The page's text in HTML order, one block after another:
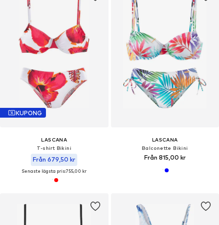
KUPONG
LASCANA
T-shirt Bikini
Från 679,50 kr
Senaste lägsta pris:755,00 kr
LASCANA
Balconette Bikini
Från 815,00 kr